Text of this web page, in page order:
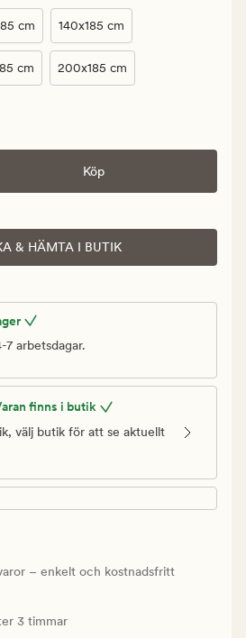
cm 140x185 cm
cm 200x185 cm
Köp
& HÄMTA I BUTIK
7 arbetsdagar.
finns i butik
välj butik för att se aktuellt
– enkelt och kostnadsfritt
3 timmar